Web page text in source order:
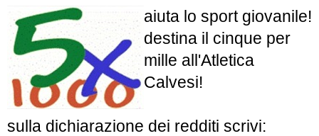
aiuta lo sport giovanile!
destina il cinque per
mille all'Atletica
Calvesi!
sulla dichiarazione dei redditi scrivi: